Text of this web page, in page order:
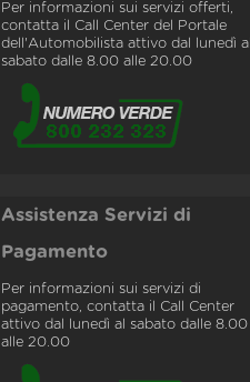
Per informazioni sui servizi offerti,
contatta il Call Center del Portale
dell'Automobilista attivo dal lunedì al
sabato dalle 8.00 alle 20.00
Assistenza Servizi di
Pagamento
Per informazioni sui servizi di
pagamento, contatta il Call Center
attivo dal lunedì al sabato dalle 8.00
alle 20.00